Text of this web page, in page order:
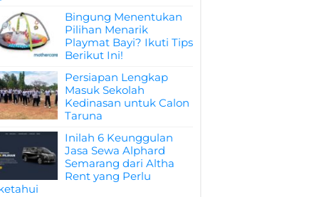
Bingung Menentukan
Pilihan Menarik
Playmat Bayi? Ikuti Tips
Berikut Ini!
Persiapan Lengkap
Masuk Sekolah
Kedinasan untuk Calon
Taruna
Inilah 6 Keunggulan
Jasa Sewa Alphard
Semarang dari Altha
Rent yang Perlu